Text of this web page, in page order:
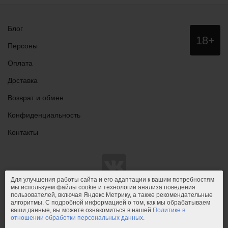
Блог
Персоны
Оплата
Доставка
Возврат и обмен
Конфиденциальность
Контакты
18+
сайт НЕ
для
© 2011-2026.PIPIDU.ru— интернет-магазин
интимных товаров (сексшоп).
— интернет-магазин, который доставляет удовольствие.
Для улучшения работы сайта и его адаптации к вашим потребностям
мы используем файлы cookie и технологии анализа поведения
пользователей, включая Яндекс Метрику, а также рекомендательные
алгоритмы. С подробной информацией о том, как мы обрабатываем
ваши данные, вы можете ознакомиться в нашей Политике в
отношении обработки персональных данных.